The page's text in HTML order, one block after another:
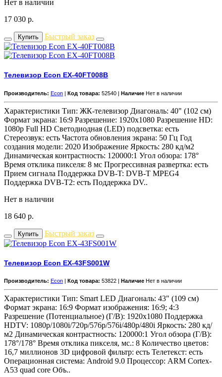
Нет в наличии
17 030 р.
Купить Быстрый заказ
Телевизор Econ EX-40FT008B
Производитель: Econ | Код товара: 52540 | Наличие Нет в наличии
Характеристики Тип: ЖК-телевизор Диагональ: 40" (102 см)
Формат экрана: 16:9 Разрешение: 1920x1080 Разрешение HD:
1080p Full HD Светодиодная (LED) подсветка: есть
Стереозвук: есть Частота обновления экрана: 50 Гц Год
создания модели: 2020 Изображение Яркость: 280 кд/м2
Динамическая контрастность: 120000:1 Угол обзора: 178°
Время отклика пикселя: 8 мс Прогрессивная развертка: есть
Прием сигнала Поддержка DVB-T: DVB-T MPEG4
Поддержка DVB-T2: есть Поддержка DV..
Нет в наличии
18 640 р.
Купить Быстрый заказ
Телевизор Econ EX-43FS001W
Производитель: Econ | Код товара: 53822 | Наличие Нет в наличии
Характеристики Тип: Smart LED Диагональ: 43" (109 см)
Формат экрана: 16:9 Формат изображения: 16:9; 4:3
Разрешение (Потенциальное) (Г/В): 1920x1080 Поддержка
HDTV: 1080p/1080i/720p/576p/576i/480p/480i Яркость: 280 кд/
м2 Динамическая контрастность: 120000:1 Угол обзора (Г/В):
178°/178° Время отклика пикселя, мс.: 8 Количество цветов:
16,7 миллионов 3D цифровой фильтр: есть Телетекст: есть
Операционная система: Android 9.0 Процессор: ARM Cortex-
A53 quad core Объ..